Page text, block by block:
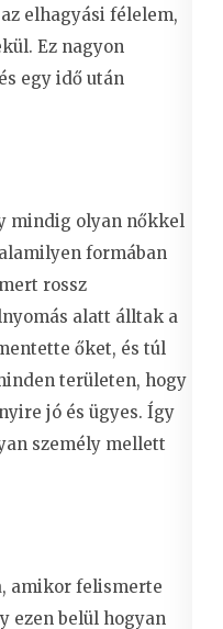
elhagyási félelem,
Ez nagyon
egy idő után
mindig olyan nőkkel
formában
rossz
alatt álltak a
őket, és túl
területen, hogy
jó és ügyes. Így
személy mellett
amikor felismerte
ezen belül hogyan